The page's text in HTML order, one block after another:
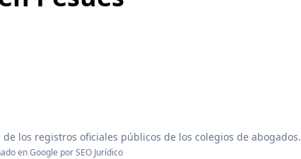
los registros oficiales públicos de los colegios de abogados.
en Google porSEO Jurídico